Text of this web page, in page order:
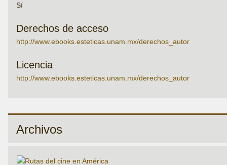
Sí
Derechos de acceso
http://www.ebooks.esteticas.unam.mx/derechos_autor
Licencia
http://www.ebooks.esteticas.unam.mx/derechos_autor
Archivos